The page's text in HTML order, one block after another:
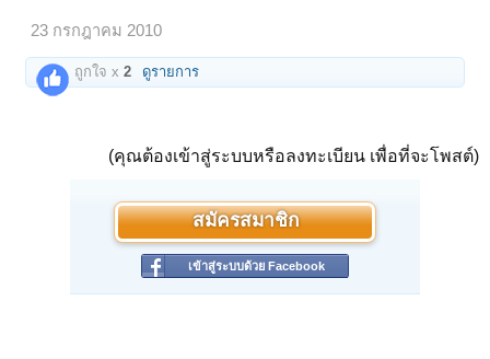
23 กรกฎาคม 2010
ถูกใจ x2 ดูรายการ
(คุณต้องเข้าสู่ระบบหรือลงทะเบียน เพื่อที่จะโพสต์)
สมัครสมาชิก
เข้าสู่ระบบด้วย Facebook